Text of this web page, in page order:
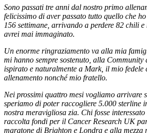
Sono passati tre anni dal nostro primo
felicissimo di aver passato tutto quello che
156 settimane, arrivando a perdere 82 chili e
avrei mai immaginato.
Un enorme ringraziamento va alla mia
mi hanno sempre sostenuto, alla Community
ispirato e naturalmente a Mark, il mio fedele
allenamento nonché mio fratello.
Nei prossimi quattro mesi vogliamo arrivare
speriamo di poter raccogliere 5.000 sterline
nostra meravigliosa zia. Chi fosse
raccolta fondi per il Cancer Research UK
maratone di Brighton e Londra e alla mezza